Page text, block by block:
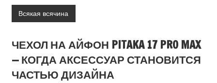
Всякая всячина
ЧЕХОЛ НА АЙФОН PITAKA 17 PRO MAX
— КОГДА АКСЕССУАР СТАНОВИТСЯ
ЧАСТЬЮ ДИЗАЙНА